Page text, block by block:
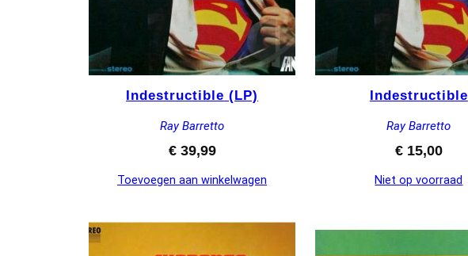
Indestructible (LP)
Ray Barretto
€39,99
Toevoegen aan winkelwagen
Indestructible
Ray Barretto
€15,00
Niet op voorraad